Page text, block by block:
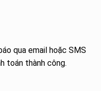
qua email hoặc SMS
toán thành công.